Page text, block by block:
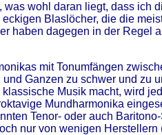
was wohl daran liegt, dass ich
Blaslöcher, die die
haben dagegen in der
mit Tonumfängen
Ganzen zu schwer und
Musik macht, wird
Mundharmonika
Tenor- oder auch
nur von wenigen Herstellern